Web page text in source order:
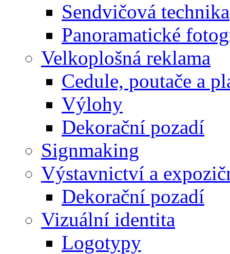
Sendvičová technika
Panoramatické
Velkoplošná reklama
Cedule, poutače a
Výlohy
Dekorační pozadí
Signmaking
Výstavnictví a
Dekorační pozadí
Vizuální identita
Logotypy